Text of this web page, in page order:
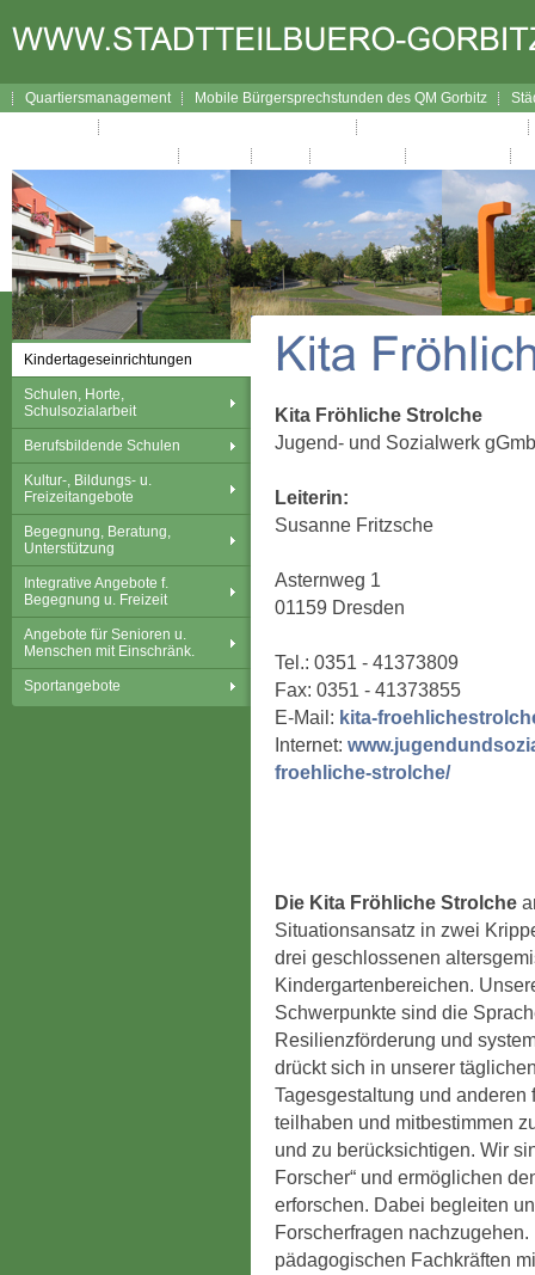
Quartiersmanagement Mobile Bürgersprechstunden des QM Gorbitz
Kindertageseinrichtungen
Schulen, Horte,
Schulsozialarbeit
Berufsbildende Schulen
Kultur-, Bildungs- u.
Freizeitangebote
Begegnung, Beratung,
Unterstützung
Integrative Angebote f.
Begegnung u. Freizeit
Angebote für Senioren u.
Menschen mit Einschränk.
Sportangebote
Kita Fröhliche Strolche
Jugend- und Sozialwerk
Leiterin:
Susanne Fritzsche
Asternweg 1
01159 Dresden
Tel.: 0351 - 41373809
Fax: 0351 - 41373855
E-Mail: kita-
Internet:
froehliche-strolche/
Die Kita Fröhliche Strolche
Situationsansatz in zwei
drei geschlossenen
Kindergartenbereichen.
Schwerpunkte sind die
Resilienzförderung und
drückt sich in unserer
Tagesgestaltung und
teilhaben und mitbestimmen
und zu berücksichtigen. Wir
Forscher“ und ermöglichen
erforschen. Dabei begleiten
Forscherfragen
pädagogischen Fachkräften